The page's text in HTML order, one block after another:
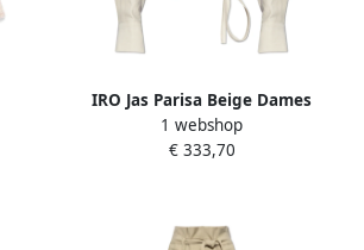
IRO Jas Parisa Beige Dames
1 webshop
€ 333,70